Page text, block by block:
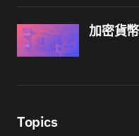
加密貨
Topics